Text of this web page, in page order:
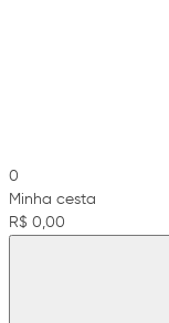
0
Minha cesta
R$ 0,00